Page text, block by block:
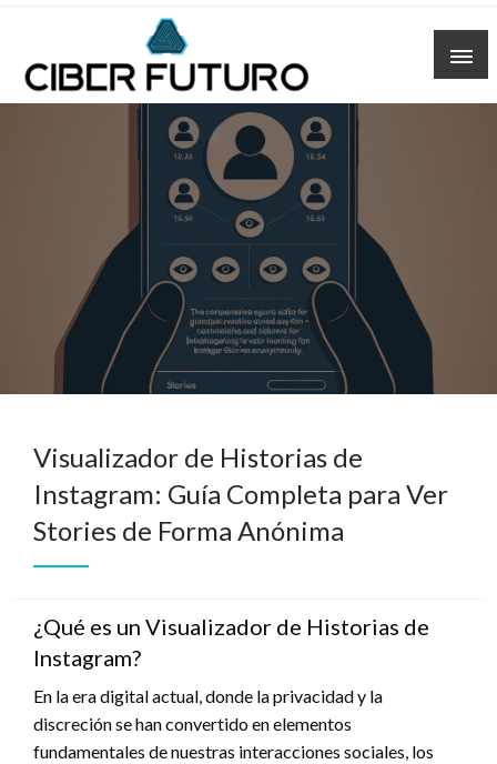
Skip
content
Visualizador de Historias de
Instagram: Guía Completa para Ver
Stories de Forma Anónima
¿Qué es un Visualizador de Historias de
Instagram?
En la era digital actual, donde la privacidad y la
discreción se han convertido en elementos
fundamentales de nuestras interacciones sociales, los